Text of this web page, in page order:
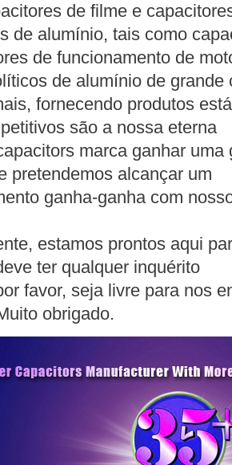
de filme e
de alumínio, tais como
de funcionamento de
de alumínio de grande
fornecendo produtos
são a nossa eterna
marca ganhar uma
pretendemos alcançar um
ganha-ganha com
estamos prontos aqui
ter qualquer inquérito
favor, seja livre para nos
obrigado.